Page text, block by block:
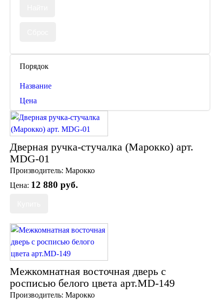
Торшеры Мозаика
Торшеры со стеклом
Светильники в хамам
Светильники потолочные
Светильники для кафе и ресторанов
Светильники дизайнерские
Светильники Лофт
Светильники с цепочками
Столы и столики
Диваны и кресла
Комоды и тумбы
Пуфы и стулья
Шкафы
Ширмы
Обеденные группы
Порядок
Название
Цена
Дверная ручка-стучалка (Марокко) арт.
MDG-01
Производитель: Марокко
Цена: 12 880 руб.
Межкомнатная восточная дверь с
росписью белого цвета арт.MD-149
Производитель: Марокко